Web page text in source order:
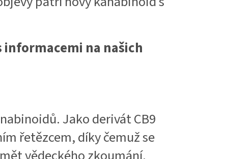
informacemi na našich
Jako derivát CB9
řetězcem, díky čemuž se